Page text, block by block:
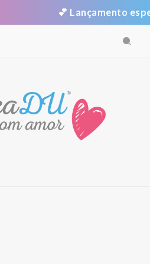
💕 Lançamento